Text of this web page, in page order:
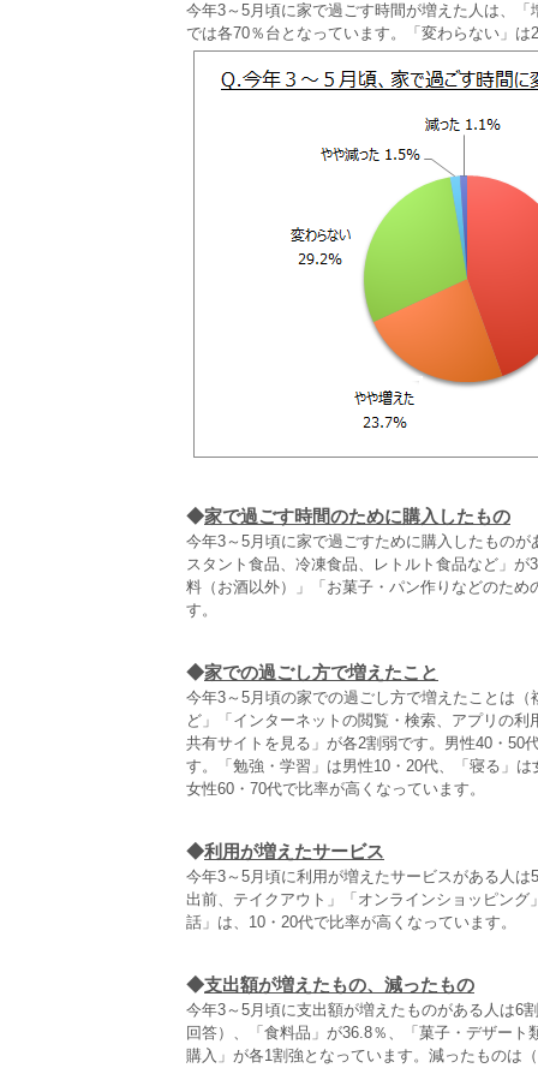
今年3～5月頃に家で過ごす時間が増えた人は、
では各70％台となっています。「変わらない」
◆家で過ごす時間のために購入したもの
今年3～5月頃に家で過ごすために購入したもの
スタント食品、冷凍食品、レトルト食品など」
料（お酒以外）」「お菓子・パン作りなどのた
す。
◆家での過ごし方で増えたこと
今年3～5月頃の家での過ごし方で増えたことは
ど」「インターネットの閲覧・検索、アプリの
共有サイトを見る」が各2割弱です。男性40・50
す。「勉強・学習」は男性10・20代、「寝る」
女性60・70代で比率が高くなっています。
◆利用が増えたサービス
今年3～5月頃に利用が増えたサービスがある人
出前、テイクアウト」「オンラインショッピン
話」は、10・20代で比率が高くなっています。
◆支出額が増えたもの、減ったもの
今年3～5月頃に支出額が増えたものがある人は6
回答）、「食料品」が36.8％、「菓子・デザー
購入」が各1割強となっています。減ったものは